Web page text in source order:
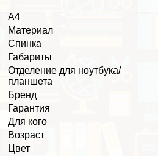
А4
Материал
Спинка
Габариты
Отделение для ноутбука/
планшета
Бренд
Гарантия
Для кого
Возраст
Цвет